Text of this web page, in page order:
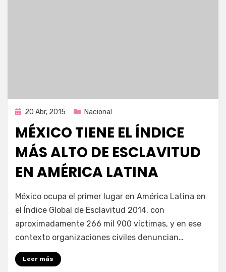
Publicada
20 Abr, 2015 Nacional
MÉXICO TIENE EL ÍNDICE
MÁS ALTO DE ESCLAVITUD
EN AMÉRICA LATINA
por
México ocupa el primer lugar en América Latina en
el Índice Global de Esclavitud 2014, con
aproximadamente 266 mil 900 víctimas, y en ese
contexto organizaciones civiles denuncian…
Leer más